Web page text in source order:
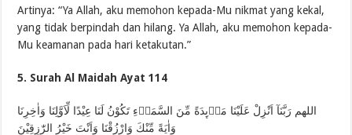
Artinya: “Ya Allah, aku memohon kepada-Mu nikmat yang kekal,
yang tidak berpindah dan hilang. Ya Allah, aku memohon kepada-
Mu keamanan pada hari ketakutan.”
5. Surah Al Maidah Ayat 114
اللهم رَبَّنَآ اَنْزِلْ عَلَيْنَا مَاۤىِٕدَةً مِّنَ السَّمَاۤءِ تَكُوْنُ لَنَا عِيْدًا لِّاَوَّلِنَا وَاٰخِرِنَا
وَاٰيَةً مِّنْكَ وَارْزُقْنَا وَاَنْتَ خَيْرُ الرّٰزِقِيْنَ